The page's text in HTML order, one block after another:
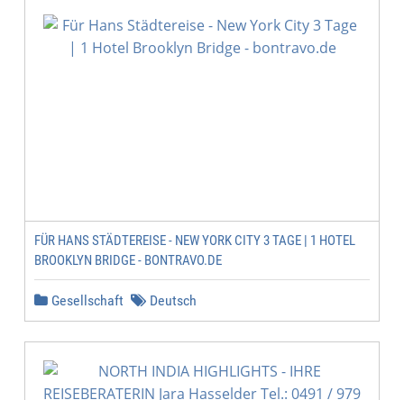
FÜR HANS STÄDTEREISE - NEW YORK CITY 3 TAGE | 1 HOTEL
BROOKLYN BRIDGE - BONTRAVO.DE
Gesellschaft Deutsch